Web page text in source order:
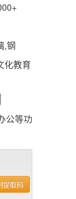
,钢
化教育
公等功
提取码